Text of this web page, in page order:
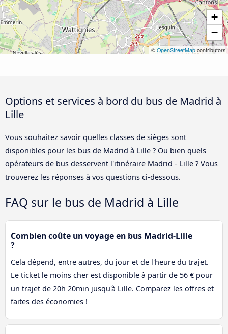
+
−
© OpenStreetMap contributors
Options et services à bord du bus de Madrid à
Lille
Vous souhaitez savoir quelles classes de sièges sont
disponibles pour les bus de Madrid à Lille ? Ou bien quels
opérateurs de bus desservent l'itinéraire Madrid - Lille ? Vous
trouverez les réponses à vos questions ci-dessous.
FAQ sur le bus de Madrid à Lille
Combien coûte un voyage en bus Madrid-Lille
?
Cela dépend, entre autres, du jour et de l'heure du trajet.
Le ticket le moins cher est disponible à partir de 56 € pour
un trajet de 20h 20min jusqu'à Lille. Comparez les offres et
faites des économies !